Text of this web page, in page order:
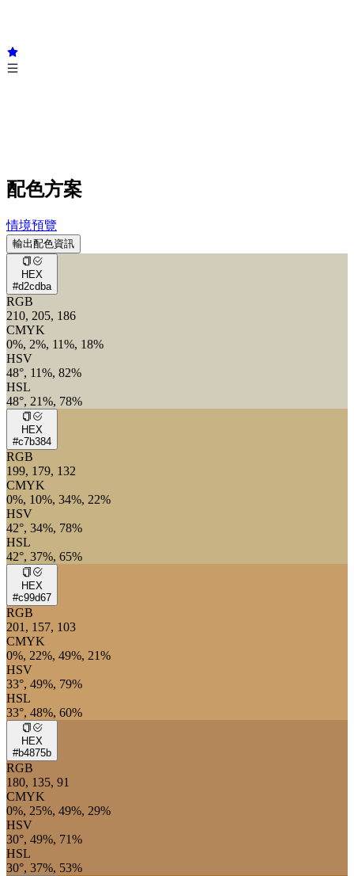
配色方案
情境預覽
輸出配色資訊
HEX
#d2cdba
RGB
210, 205, 186
CMYK
0%, 2%, 11%, 18%
HSV
48°, 11%, 82%
HSL
48°, 21%, 78%
HEX
#c7b384
RGB
199, 179, 132
CMYK
0%, 10%, 34%, 22%
HSV
42°, 34%, 78%
HSL
42°, 37%, 65%
HEX
#c99d67
RGB
201, 157, 103
CMYK
0%, 22%, 49%, 21%
HSV
33°, 49%, 79%
HSL
33°, 48%, 60%
HEX
#b4875b
RGB
180, 135, 91
CMYK
0%, 25%, 49%, 29%
HSV
30°, 49%, 71%
HSL
30°, 37%, 53%